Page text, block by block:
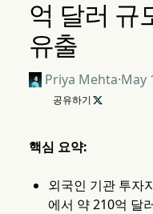
억 달러 규
유출
Priya Mehta·May
공유하기 
핵심 요약:
외국인 기관 투자
에서 약 210억 달